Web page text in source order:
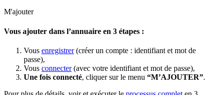
M'ajouter
Vous ajouter dans l’annuaire en 3 étapes :
Vous enregistrer(créer un compte : identifiant et mot de
passe),
Vous connecter(avec votre identifiant et mot de passe),
Une fois connecté, cliquer sur le menu “M’AJOUTER”.